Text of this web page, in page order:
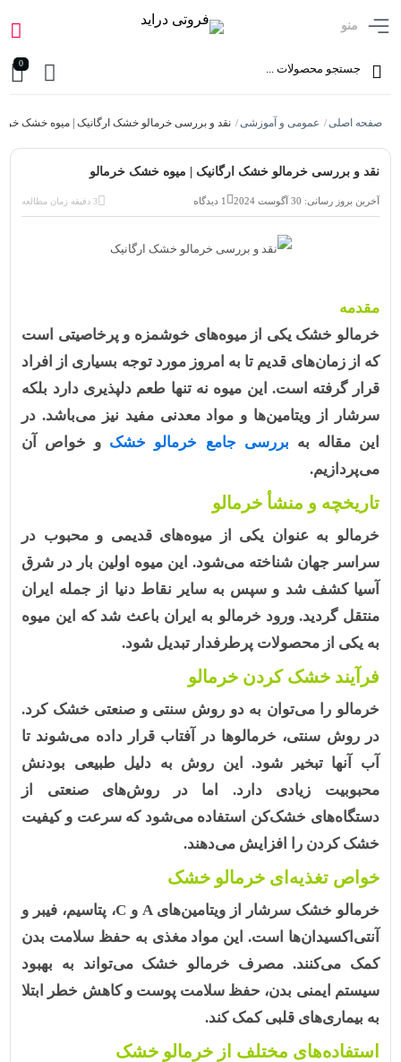
منو
0
صفحه اصلی/ عمومی و آموزشی/ نقد و بررسی خرمالو خشک ارگانیک | میوه خشک
نقد و بررسی خرمالو خشک ارگانیک | میوه خشک خرمالو
آخرین بروز رسانی: 30 آگوست 2024 1 دیدگاه 3 دقیقه زمان مطالعه
مقدمه
خرمالو خشک یکی از میوه‌های خوشمزه و پرخاصیتی است
که از زمان‌های قدیم تا به امروز مورد توجه بسیاری از افراد
قرار گرفته است. این میوه نه تنها طعم دلپذیری دارد بلکه
سرشار از ویتامین‌ها و مواد معدنی مفید نیز می‌باشد. در
این مقاله به بررسی جامع خرمالو خشک و خواص آن
می‌پردازیم.
تاریخچه و منشأ خرمالو
خرمالو به عنوان یکی از میوه‌های قدیمی و محبوب در
سراسر جهان شناخته می‌شود. این میوه اولین بار در شرق
آسیا کشف شد و سپس به سایر نقاط دنیا از جمله ایران
منتقل گردید. ورود خرمالو به ایران باعث شد که این میوه
به یکی از محصولات پرطرفدار تبدیل شود.
فرآیند خشک کردن خرمالو
خرمالو را می‌توان به دو روش سنتی و صنعتی خشک کرد.
در روش سنتی، خرمالوها در آفتاب قرار داده می‌شوند تا
آب آنها تبخیر شود. این روش به دلیل طبیعی بودنش
محبوبیت زیادی دارد. اما در روش‌های صنعتی از
دستگاه‌های خشک‌کن استفاده می‌شود که سرعت و کیفیت
خشک کردن را افزایش می‌دهند.
خواص تغذیه‌ای خرمالو خشک
خرمالو خشک سرشار از
ویتامین‌های A و C، پتاسیم، فیبر و
آنتی‌اکسیدان‌ها است. این مواد مغذی به حفظ سلامت بدن
کمک می‌کنند. مصرف خرمالو خشک می‌تواند به بهبود
سیستم ایمنی بدن، حفظ سلامت پوست و کاهش خطر ابتلا
به بیماری‌های قلبی کمک کند.
استفاده‌های مختلف از خرمالو خشک